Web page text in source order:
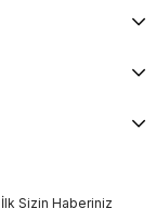
Sizin Haberiniz